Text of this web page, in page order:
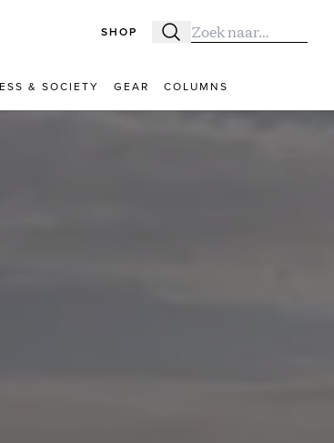
SHOP Zoeken
Zoek naar:
& SOCIETY GEAR COLUMNS